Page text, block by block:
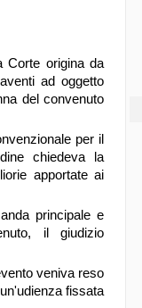
Corte origina da
ad oggetto
del convenuto
per il
chiedeva la
apportate ai
principale e
il giudizio
veniva reso
fissata